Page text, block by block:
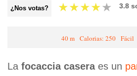
¿Nos votas? ★★★★★ 3.8
40 m Calorias: 250 Fácil
La focaccia caseraes un